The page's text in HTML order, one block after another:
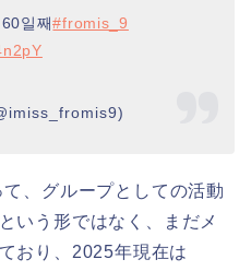
일째#fromis_9
、グループとしての活動
いう形ではなく、まだメ
おり、2025年現在は